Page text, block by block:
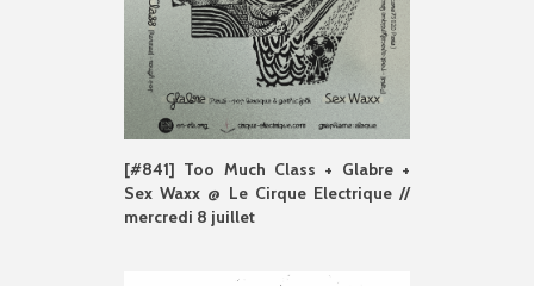
[#841] Too Much Class + Glabre +
Sex Waxx @ Le Cirque Electrique //
mercredi 8 juillet